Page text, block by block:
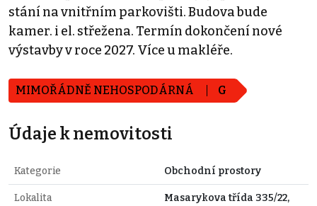
stání na vnitřním parkovišti. Budova bude
kamer. i el. střežena. Termín dokončení nové
výstavby v roce 2027. Více u makléře.
MIMOŘÁDNĚ NEHOSPODÁRNÁ G
Údaje k nemovitosti
Kategorie Obchodní prostory
Lokalita
Masarykova třída 335/22,